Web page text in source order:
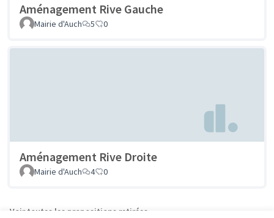
Aménagement Rive Gauche
Mairie d'Auch 5 0
Aménagement Rive Droite
Mairie d'Auch 4 0
Voir toutes les propositions retirées